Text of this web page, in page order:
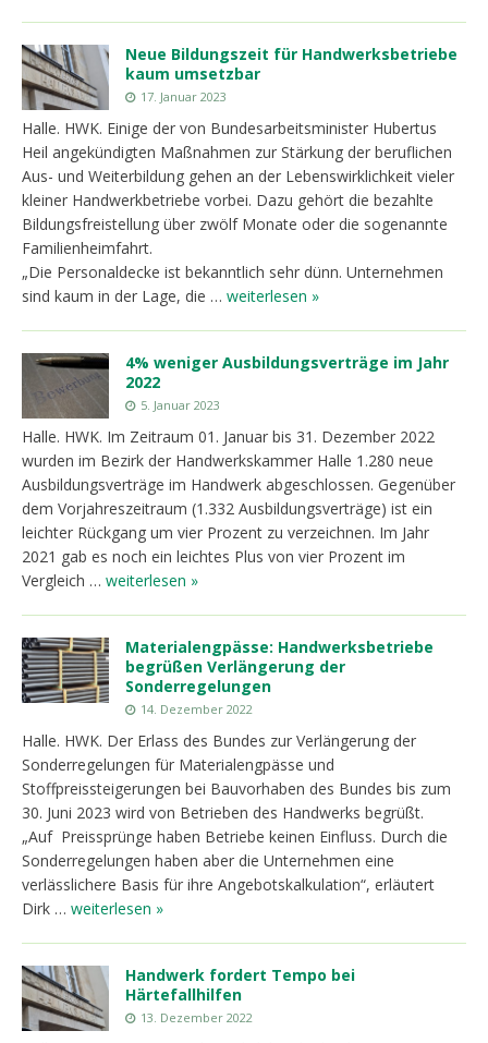
Neue Bildungszeit für Handwerksbetriebe
kaum umsetzbar
17. Januar 2023
Halle. HWK. Einige der von Bundesarbeitsminister Hubertus
Heil angekündigten Maßnahmen zur Stärkung der beruflichen
Aus- und Weiterbildung gehen an der Lebenswirklichkeit vieler
kleiner Handwerkbetriebe vorbei. Dazu gehört die bezahlte
Bildungsfreistellung über zwölf Monate oder die sogenannte
Familienheimfahrt.
„Die Personaldecke ist bekanntlich sehr dünn. Unternehmen
sind kaum in der Lage, die … weiterlesen »
4% weniger Ausbildungsverträge im Jahr
2022
5. Januar 2023
Halle. HWK. Im Zeitraum 01. Januar bis 31. Dezember 2022
wurden im Bezirk der Handwerkskammer Halle 1.280 neue
Ausbildungsverträge im Handwerk abgeschlossen. Gegenüber
dem Vorjahreszeitraum (1.332 Ausbildungsverträge) ist ein
leichter Rückgang um vier Prozent zu verzeichnen. Im Jahr
2021 gab es noch ein leichtes Plus von vier Prozent im
Vergleich … weiterlesen »
Materialengpässe: Handwerksbetriebe
begrüßen Verlängerung der
Sonderregelungen
14. Dezember 2022
Halle. HWK. Der Erlass des Bundes zur Verlängerung der
Sonderregelungen für Materialengpässe und
Stoffpreissteigerungen bei Bauvorhaben des Bundes bis zum
30. Juni 2023 wird von Betrieben des Handwerks begrüßt.
„Auf Preissprünge haben Betriebe keinen Einfluss. Durch die
Sonderregelungen haben aber die Unternehmen eine
verlässlichere Basis für ihre Angebotskalkulation“, erläutert
Dirk … weiterlesen »
Handwerk fordert Tempo bei
Härtefallhilfen
13. Dezember 2022